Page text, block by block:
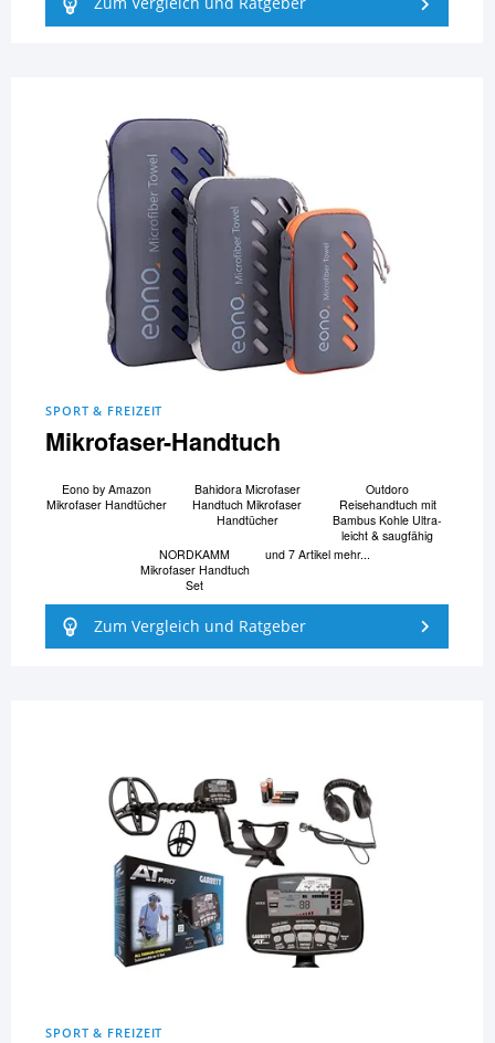
SPORT & FREIZEIT
Mikrofaser-Handtuch
Eono by Amazon
Mikrofaser Handtücher
Bahidora Microfaser
Handtuch Mikrofaser
Handtücher
Outdoro
Reisehandtuch mit
Bambus Kohle Ultra-
leicht & saugfähig
NORDKAMM
Mikrofaser Handtuch
Set
und 7 Artikel mehr...
Zum Vergleich und Ratgeber
SPORT & FREIZEIT